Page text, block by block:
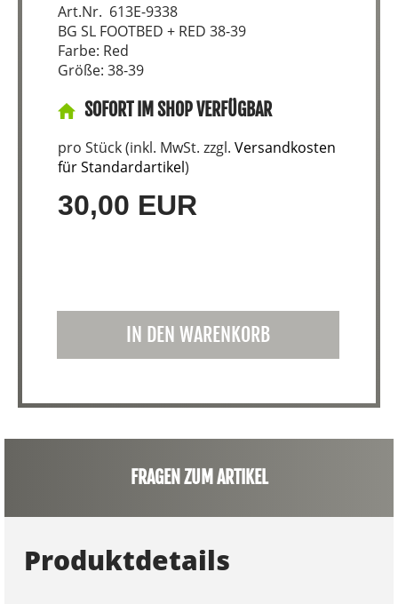
Art.Nr. 613E-9338
BG SL FOOTBED + RED 38-39
Farbe: Red
Größe: 38-39
SOFORT IM SHOP VERFÜGBAR
pro Stück (inkl. MwSt. zzgl. Versandkosten
für Standardartikel)
30,00 EUR
IN DEN WARENKORB
FRAGEN ZUM ARTIKEL
Produktdetails